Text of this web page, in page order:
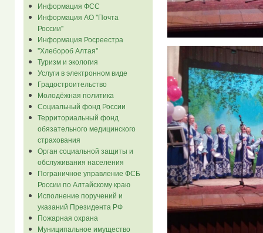
Информация ФСС
Информация АО "Почта
России"
Информация Росреестра
"Хлебороб Алтая"
Туризм и экология
Услуги в электронном виде
Градостроительство
Молодёжная политика
Социальный фонд России
Территориальный фонд
обязательного медицинского
страхования
Орган социальной защиты и
обслуживания населения
Пограничное управление ФСБ
России по Алтайскому краю
Исполнение поручений и
указаний Президента РФ
Пожарная охрана
Муниципальное имущество